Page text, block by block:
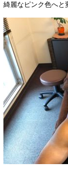
綺麗なピンク色へと